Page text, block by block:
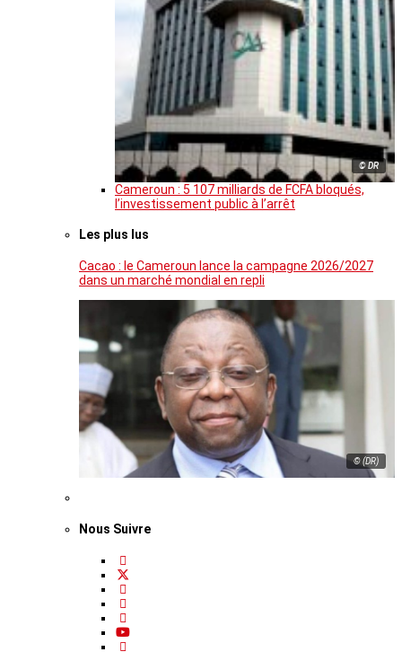
© DR
Cameroun : 5 107 milliards de FCFA bloqués,
l’investissement public à l’arrêt
Les plus lus
Cacao : le Cameroun lance la campagne 2026/2027
dans un marché mondial en repli
© (DR)
Nous Suivre